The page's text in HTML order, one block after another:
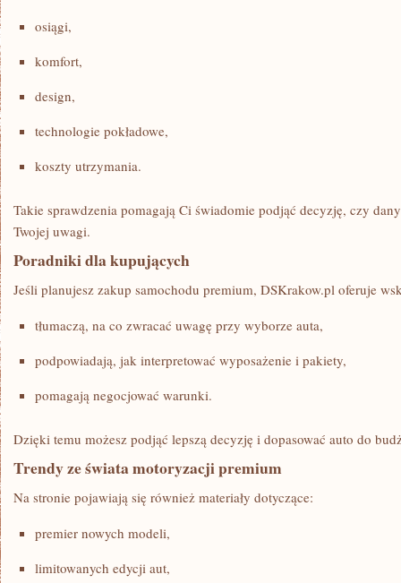
osiągi,
komfort,
design,
technologie pokładowe,
koszty utrzymania.
Takie sprawdzenia pomagają Ci świadomie podjąć decyzję, czy
Twojej uwagi.
Poradniki dla kupujących
Jeśli planujesz zakup samochodu premium, DSKrakow.pl oferuje
tłumaczą, na co zwracać uwagę przy wyborze auta,
podpowiadają, jak interpretować wyposażenie i pakiety,
pomagają negocjować warunki.
Dzięki temu możesz podjąć lepszą decyzję i dopasować auto do
Trendy ze świata motoryzacji premium
Na stronie pojawiają się również materiały dotyczące:
premier nowych modeli,
limitowanych edycji aut,